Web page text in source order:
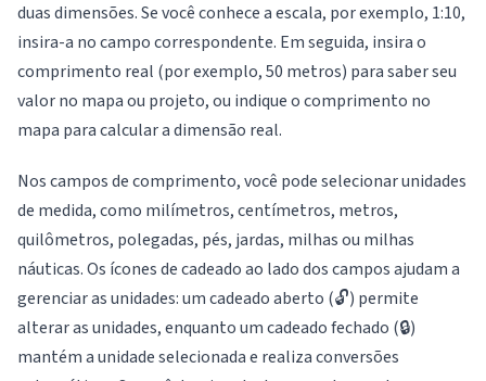
duas dimensões. Se você conhece a escala, por exemplo, 1:10,
insira-a no campo correspondente. Em seguida, insira o
comprimento real (por exemplo, 50 metros) para saber seu
valor no mapa ou projeto, ou indique o comprimento no
mapa para calcular a dimensão real.
Nos campos de comprimento, você pode selecionar unidades
de medida, como milímetros, centímetros, metros,
quilômetros, polegadas, pés, jardas, milhas ou milhas
náuticas. Os ícones de cadeado ao lado dos campos ajudam a
gerenciar as unidades: um cadeado aberto (🔓) permite
alterar as unidades, enquanto um cadeado fechado (🔒)
mantém a unidade selecionada e realiza conversões